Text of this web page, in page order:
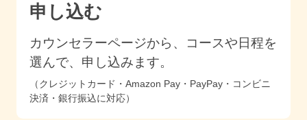
申し込む
カウンセラーページから、コースや日程を
選んで、申し込みます。
（クレジットカード・Amazon Pay・PayPay・コンビニ
決済・銀行振込に対応）